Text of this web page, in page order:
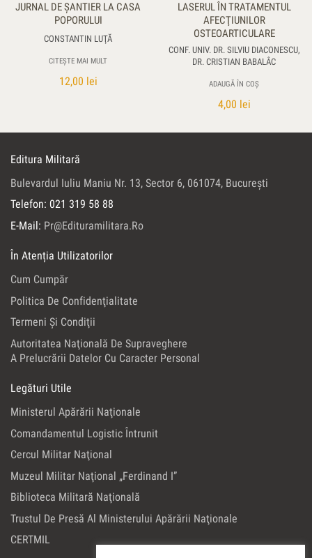
JURNAL DE ŞANTIER LA CASA
POPORULUI
CONSTANTIN LUŢĂ
CITEȘTE MAI MULT
12,00 lei
LASERUL ÎN TRATAMENTUL
AFECŢIUNILOR
OSTEOARTICULARE
CONF. UNIV. DR. SILVIU DIACONESCU,
DR. CRISTIAN BABALÂC
ADAUGĂ ÎN COȘ
4,00 lei
Editura Militară
Bulevardul Iuliu Maniu Nr. 13, Sector 6, 061074, Bucureşti
Telefon: 021 319 58 88
E-Mail: Pr@edituramilitara.ro
În Atenția Utilizatorilor
Cum Cumpăr
Politica De Confidenţialitate
Termeni Şi Condiţii
Autoritatea Naţională De Supraveghere
A Prelucrării Datelor Cu Caracter Personal
Legături Utile
Ministerul Apărării Naţionale
Comandamentul Logistic Întrunit
Cercul Militar Naţional
Muzeul Militar Naţional „Ferdinand I”
Biblioteca Militară Naţională
Trustul De Presă Al Ministerului Apărării Naţionale
CERTMIL